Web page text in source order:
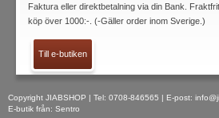
Faktura eller direktbetalning via din Bank.
köp över 1000:-. (-Gäller order inom Sverige.)
Till e-butiken
Copyright JIABSHOP | Tel: 0708-846565 | E-post:
E-butik från: Sentro